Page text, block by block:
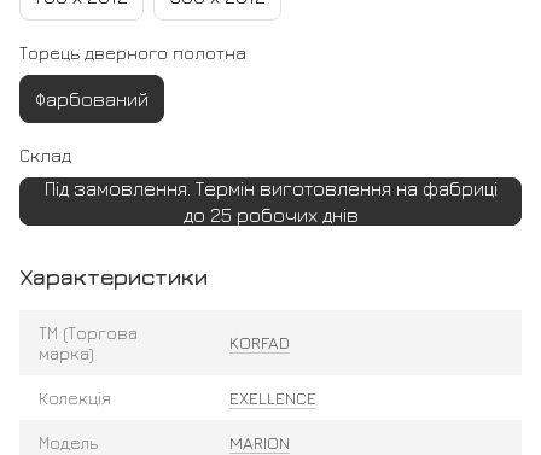
Торець дверного полотна
Фарбований
Склад
Під замовлення. Термін виготовлення на фабриці
до 25 робочих днів
Характеристики
ТМ (Торгова
марка)
KORFAD
Колекція EXELLENCE
Модель MARION